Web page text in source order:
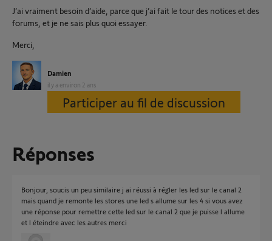
J’ai vraiment besoin d’aide, parce que j’ai fait le tour des notices et des
forums, et je ne sais plus quoi essayer.
Merci,
Damien
il y a environ 2 ans
Participer au fil de discussion
Réponses
Bonjour, soucis un peu similaire j ai réussi à régler les led sur le canal 2
mais quand je remonte les stores une led s allume sur les 4 si vous avez
une réponse pour remettre cette led sur le canal 2 que je puisse l allume
et l éteindre avec les autres merci